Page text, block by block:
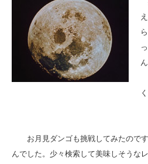
お月見ダンゴも挑戦してみたのです
んでした。少々検索して美味しそうな